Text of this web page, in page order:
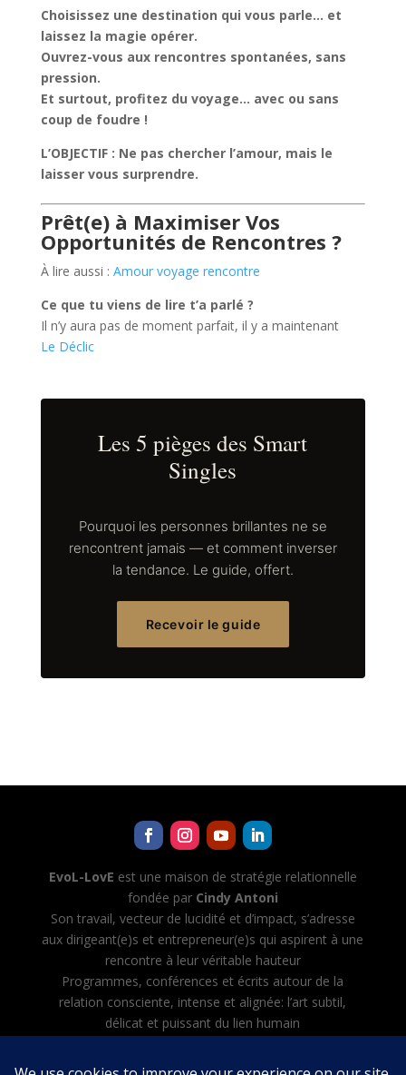
Choisissez une destination qui vous parle… et
laissez la magie opérer.
Ouvrez-vous aux rencontres spontanées, sans
pression.
Et surtout, profitez du voyage… avec ou sans
coup de foudre !
L’OBJECTIF : Ne pas chercher l’amour, mais le
laisser vous surprendre.
Prêt(e) à Maximiser Vos
Opportunités de Rencontres ?
À lire aussi : Amour voyage rencontre
Ce que tu viens de lire t’a parlé ?
Il n’y aura pas de moment parfait, il y a maintenant
Le Déclic
Les 5 pièges des Smart
Singles
Pourquoi les personnes brillantes ne se
rencontrent jamais — et comment inverser
la tendance. Le guide, offert.
Recevoir le guide
EvoL-LovE est une maison de stratégie relationnelle
fondée par Cindy Antoni
Son travail, vecteur de lucidité et d’impact, s’adresse
aux dirigeant(e)s et entrepreneur(e)s qui aspirent à une
rencontre à leur véritable hauteur
Programmes, conférences et écrits autour de la
relation consciente, intense et alignée: l’art subtil,
délicat et puissant du lien humain